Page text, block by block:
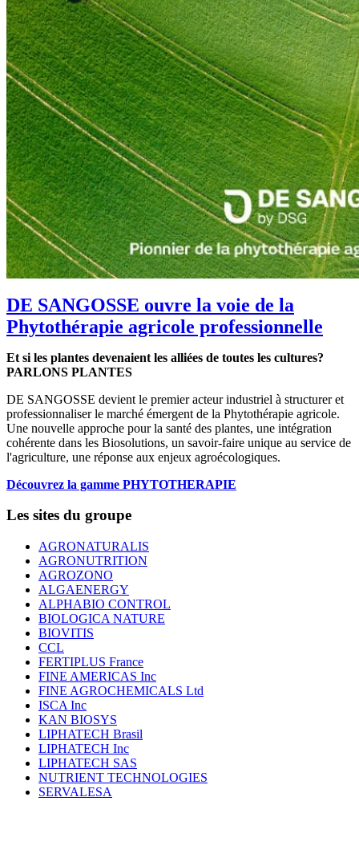
DE SANGOSSE ouvre la voie de la
Phytothérapie agricole professionnelle
Et si les plantes devenaient les alliées de toutes les cultures?
PARLONS PLANTES
DE SANGOSSE devient le premier acteur industriel à structurer et
professionnaliser le marché émergent de la Phytothérapie agricole.
Une nouvelle approche pour la santé des plantes, une intégration
cohérente dans les Biosolutions, un savoir-faire unique au service de
l'agriculture, une réponse aux enjeux agroécologiques.
Découvrez la gamme PHYTOTHERAPIE
Les sites du groupe
AGRONATURALIS
AGRONUTRITION
AGROZONO
ALGAENERGY
ALPHABIO CONTROL
BIOLOGICA NATURE
BIOVITIS
CCL
FERTIPLUS France
FINE AMERICAS Inc
FINE AGROCHEMICALS Ltd
ISCA Inc
KAN BIOSYS
LIPHATECH Brasil
LIPHATECH Inc
LIPHATECH SAS
NUTRIENT TECHNOLOGIES
SERVALESA